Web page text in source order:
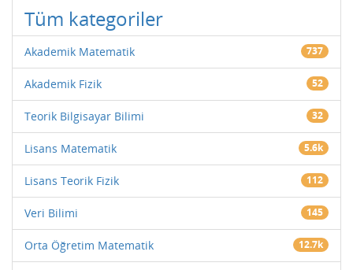
Tüm kategoriler
Akademik Matematik 737
Akademik Fizik 52
Teorik Bilgisayar Bilimi 32
Lisans Matematik 5.6k
Lisans Teorik Fizik 112
Veri Bilimi 145
Orta Öğretim Matematik 12.7k